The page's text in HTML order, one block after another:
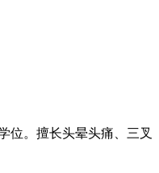
位。擅长头晕头痛、三叉